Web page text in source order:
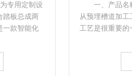
产品简介：
进行铆接的
是地铁隧道
一、产品名
介： 五轴数控
同时也是应用